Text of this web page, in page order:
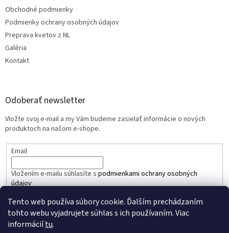
Tento web používa súbory cookie. Ďalším prechádzaním
tohto webu vyjadrujete súhlas s ich používaním. Viac
informáciítu.
Obchodné podmienky
Podmienky ochrany osobných údajov
Preprava kvetov z NL
Galéria
Kontakt
Odoberať newsletter
Vložte svoj e-mail a my Vám budeme zasielať informácie o nových
produktoch na našom e-shope.
Email
Vložením e-mailu súhlasíte s podmienkami ochrany osobných
údajov
PRIHLÁSIŤ SA